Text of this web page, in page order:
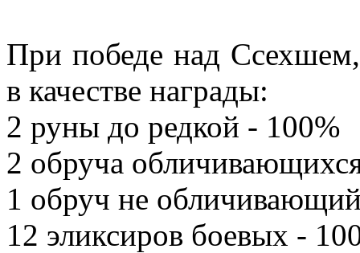
При победе над
в качестве награды:
2 руны до редкой - 100%
2 обруча
1 обруч не
12 эликсиров боевых -